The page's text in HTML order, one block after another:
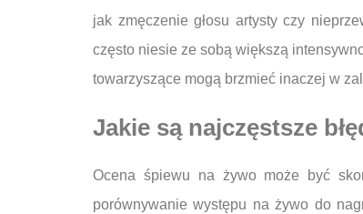
jak zmęczenie głosu artysty czy
często niesie ze sobą większą
towarzyszące mogą brzmieć inaczej w
Jakie są najczęstsze
Ocena śpiewu na żywo może być
porównywanie występu na żywo do